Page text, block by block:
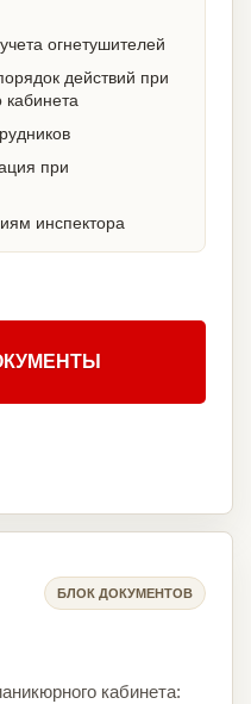
огнетушителей
действий при
при
инспектора
БЛОК ДОКУМЕНТОВ
кабинета: